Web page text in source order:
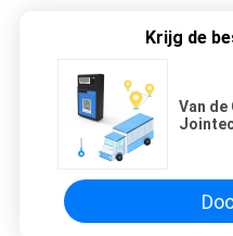
Krijg de
Van de